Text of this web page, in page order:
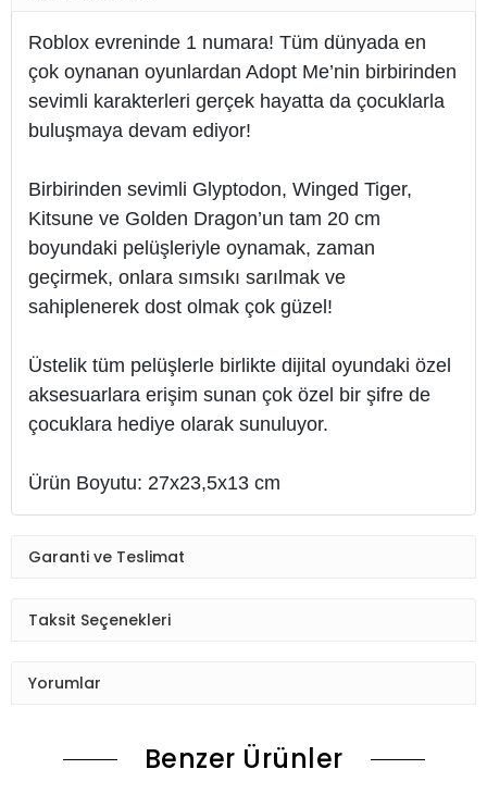
Roblox evreninde 1 numara! Tüm dünyada en
çok oynanan oyunlardan Adopt Me’nin birbirinden
sevimli karakterleri gerçek hayatta da çocuklarla
buluşmaya devam ediyor!
Birbirinden sevimli Glyptodon, Winged Tiger,
Kitsune ve Golden Dragon’un tam 20 cm
boyundaki pelüşleriyle oynamak, zaman
geçirmek, onlara sımsıkı sarılmak ve
sahiplenerek dost olmak çok güzel!
Üstelik tüm pelüşlerle birlikte dijital oyundaki özel
aksesuarlara erişim sunan çok özel bir şifre de
çocuklara hediye olarak sunuluyor.
Ürün Boyutu: 27x23,5x13 cm
Garanti ve Teslimat
Taksit Seçenekleri
Yorumlar
Benzer Ürünler